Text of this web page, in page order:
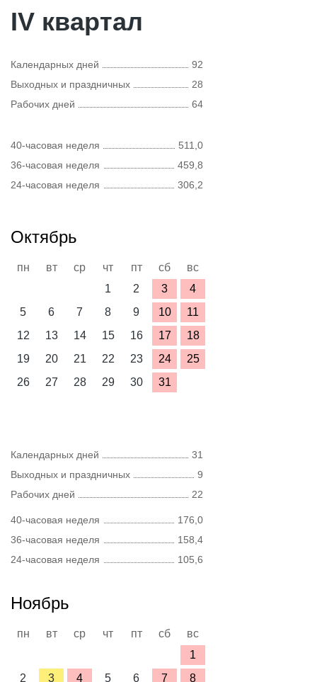
IV квартал
Календарных дней
92
Выходных и праздничных
28
Рабочих дней
64
40-часовая неделя
511,0
36-часовая неделя
459,8
24-часовая неделя
306,2
Октябрь
пн вт ср чт пт сб
вс
1
2 3
4
5
6 7 8 9 10
11
12
13 14 15 16 17
18
19
20 21 22 23 24
25
26
27 28 29 30 31
Календарных дней
31
Выходных и праздничных
9
Рабочих дней
22
40-часовая неделя
176,0
36-часовая неделя
158,4
24-часовая неделя
105,6
Ноябрь
пн вт ср чт пт сб
вс
1
2
3 4 5 6 7 8